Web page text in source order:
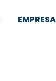
EMPRESA